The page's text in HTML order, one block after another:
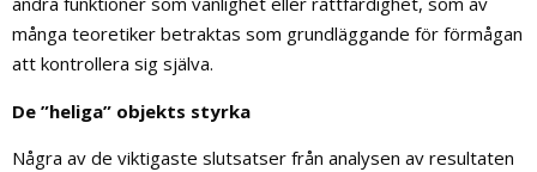
många teoretiker betraktas som grundläggande för förmågan
att kontrollera sig själva.
De ”heliga” objekts styrka
Några av de viktigaste slutsatser från analysen av resultaten